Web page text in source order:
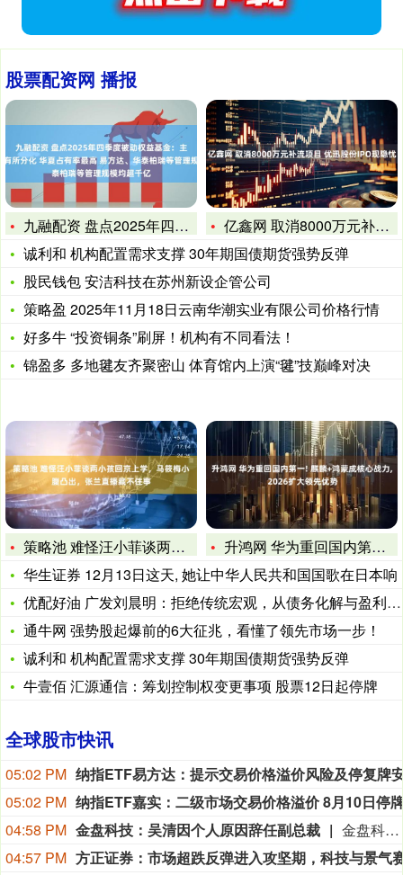
股票配资网 播报
九融配资 盘点2025年四季度被动权益基金：主要宽基指数有所
亿鑫网 取消8000万元补流项目 优迅股份IPO现隐忧
诚利和 机构配置需求支撑 30年期国债期货强势反弹
股民钱包 安洁科技在苏州新设企管公司
策略盈 2025年11月18日云南华潮实业有限公司价格行情
好多牛 “投资铜条”刷屏！机构有不同看法！
锦盈多 多地毽友齐聚密山 体育馆内上演“毽”技巅峰对决
策略池 难怪汪小菲谈两小孩回京上学，马筱梅小腹凸出，张兰直播
升鸿网 华为重回国内第一! 麒麟+鸿蒙成核心战力, 2026
华生证券 12月13日这天, 她让中华人民共和国国歌在日本响
优配好油 广发刘晨明：拒绝传统宏观，从债务化解与盈利结构变化
通牛网 强势股起爆前的6大征兆，看懂了领先市场一步！
诚利和 机构配置需求支撑 30年期国债期货强势反弹
牛壹佰 汇源通信：筹划控制权变更事项 股票12日起停牌
全球股市快讯
05:02 PM
05:02 PM
04:58 PM 金盘科技：吴清因个人原因辞任副总裁
金盘科技8月9日公告，公司董事会于2026年8月7日收到副总裁吴清的辞职报告，吴清因个人原因申请辞去公司副总裁职务，辞职报告自送达公司董事会之日起生效，吴清仍在公司担任其他职务。
04:57 PM